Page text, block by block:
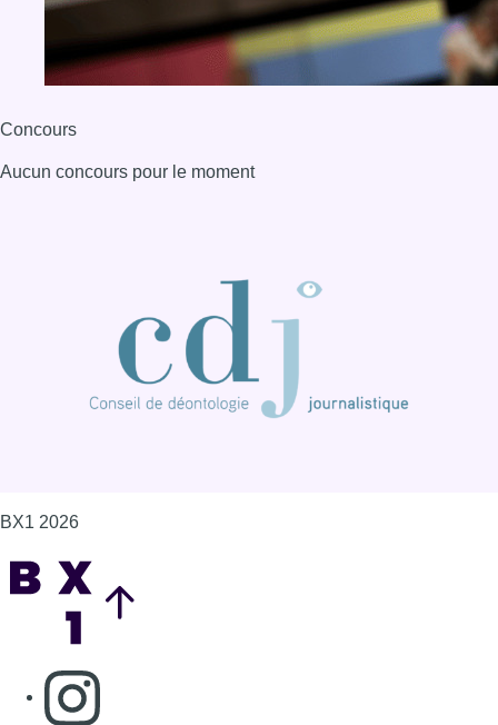
Concours
Aucun concours pour le moment
BX1 2026
Consulter page Instagram